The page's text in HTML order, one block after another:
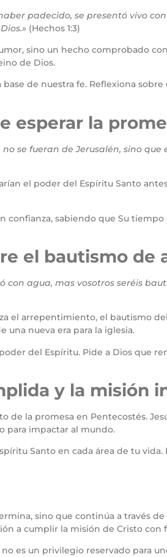
padecido, se presentó vivo
(Hechos 1:3)
sino un hecho comprobado
de Dios.
base de nuestra fe. Reflexiona
esperar la
se fueran de Jerusalén, sino
el poder del Espíritu Santo
confianza, sabiendo que Su
el bautismo de
con agua, mas vosotros seréis
el arrepentimiento, el bautismo
una nueva era para la iglesia.
del Espíritu. Pide a Dios que
y la misión
la promesa en Pentecostés.
para impactar al mundo.
Santo en cada área de tu
sino que continúa a través
a cumplir la misión de Cristo con
es un privilegio reservado para